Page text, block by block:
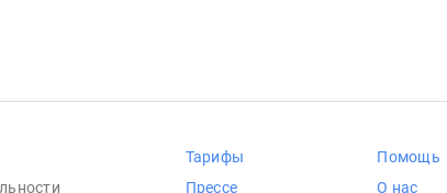
Тарифы
Прессе
Помощь
О нас